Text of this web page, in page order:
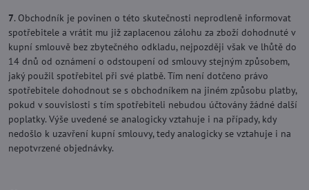
7. Obchodník je povinen o této skutečnosti neprodleně informovat
spotřebitele a vrátit mu již zaplacenou zálohu za zboží dohodnuté v
kupní smlouvě bez zbytečného odkladu, nejpozději však ve lhůtě do
14 dnů od oznámení o odstoupení od smlouvy stejným způsobem,
jaký použil spotřebitel při své platbě. Tím není dotčeno právo
spotřebitele dohodnout se s obchodníkem na jiném způsobu platby,
pokud v souvislosti s tím spotřebiteli nebudou účtovány žádné další
poplatky. Výše uvedené se analogicky vztahuje i na případy, kdy
nedošlo k uzavření kupní smlouvy, tedy analogicky se vztahuje i na
nepotvrzené objednávky.